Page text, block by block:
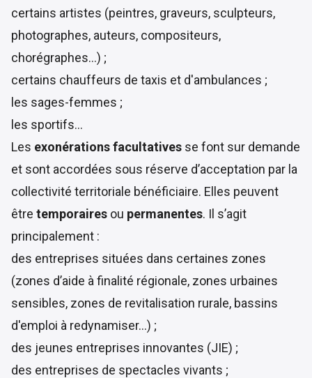
certains artistes (peintres, graveurs, sculpteurs,
photographes, auteurs, compositeurs,
chorégraphes…) ;
certains chauffeurs de taxis et d'ambulances ;
les sages-femmes ;
les sportifs…
Les exonérations facultatives se font sur demande
et sont accordées sous réserve d’acceptation par la
collectivité territoriale bénéficiaire. Elles peuvent
être temporaires ou permanentes. Il s’agit
principalement :
des entreprises situées dans certaines zones
(zones d’aide à finalité régionale, zones urbaines
sensibles, zones de revitalisation rurale, bassins
d'emploi à redynamiser…) ;
des jeunes entreprises innovantes (JIE) ;
des entreprises de spectacles vivants ;